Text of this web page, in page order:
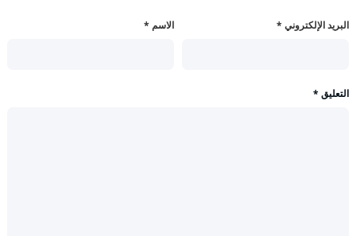
الاسم * البريد الإلكتروني *
التعليق *